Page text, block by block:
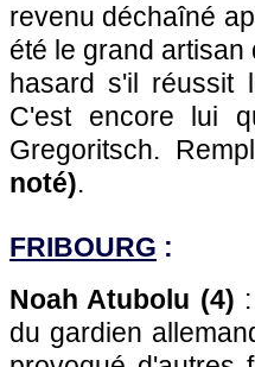
revenu déchaîné
été le grand
hasard s'il réussit
C'est encore lui
Gregoritsch.
noté).
FRIBOURG :
Noah Atubolu (4)
du gardien